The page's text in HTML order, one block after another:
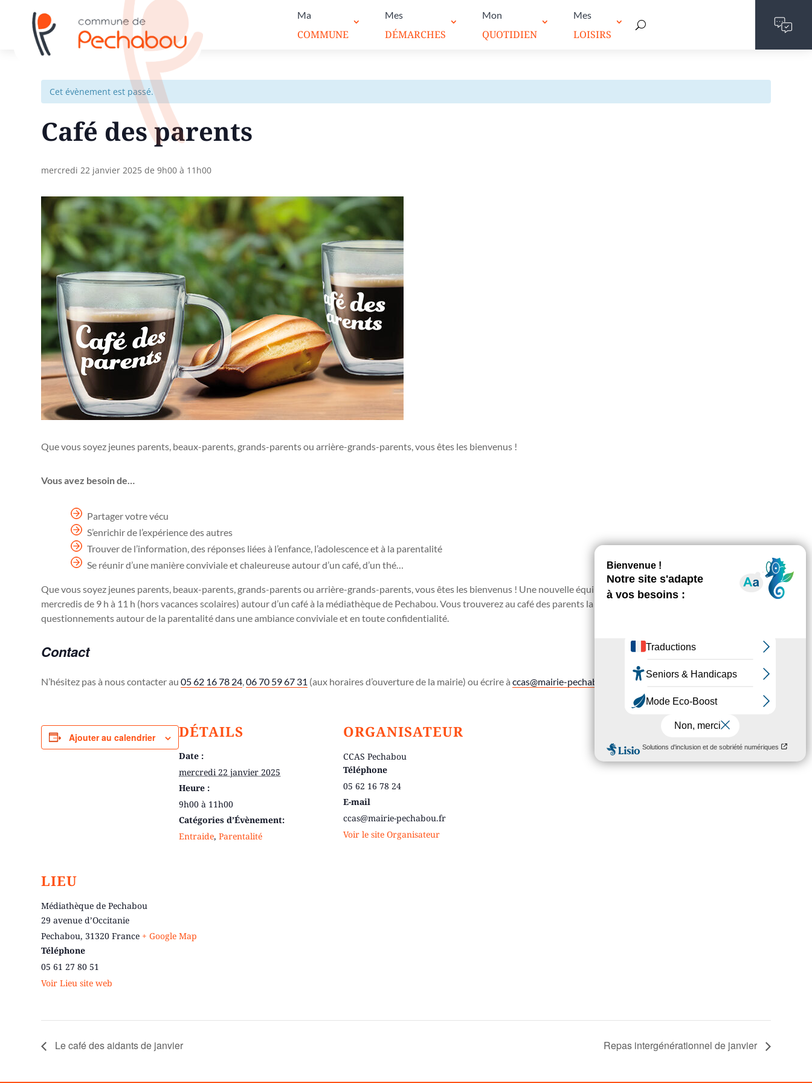
Ma
COMMUNE
Mes
DÉMARCHES
Mon
QUOTIDIEN
Mes
LOISIRS
Cet évènement est passé.
Café des parents
mercredi 22 janvier 2025 de 9h00 à 11h00
Que vous soyez jeunes parents, beaux-parents, grands-parents ou arrière-grands-parents, vous êtes les bienvenus !
Vous avez besoin de…
Partager votre vécu
S’enrichir de l’expérience des autres
Trouver de l’information, des réponses liées à l’enfance, l’adolescence et à la parentalité
Se réunir d’une manière conviviale et chaleureuse autour d’un café, d’un thé…
Que vous soyez jeunes parents, beaux-parents, grands-parents ou arrière-grands-parents, vous êtes les bienvenus ! Une nouvelle équipe bienveillante vous attend tous les
mercredis de 9 h à 11 h (hors vacances scolaires) autour d’un café à la médiathèque de Pechabou. Vous trouverez au café des parents la possibilité d’échanger sur vos
questionnements autour de la parentalité dans une ambiance conviviale et en toute confidentialité.
Contact
N’hésitez pas à nous contacter au 05 62 16 78 24 06 70 59 67 31 (aux horaires d’ouverture de la mairie) ou écrire à ccas@mairie-pechabou.fr
Ajouter au calendrier DÉTAILS
Date :
mercredi 22 janvier 2025
Heure :
9h00 à 11h00
Catégories d’Évènement:
Entraide, Parentalité
ORGANISATEUR
CCAS Pechabou
Téléphone
05 62 16 78 24
E-mail
ccas@mairie-pechabou.fr
Voir le site Organisateur
LIEU
Médiathèque de Pechabou
29 avenue d’Occitanie
Pechabou, 31320 France + Google Map
Téléphone
05 61 27 80 51
Voir Lieu site web
Le café des aidants de janvier Repas intergénérationnel de janvier